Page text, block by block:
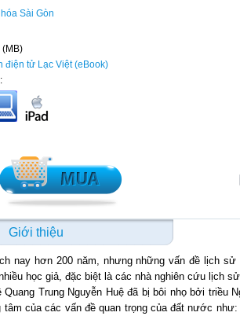
Sài Gòn
(MB)
điện tử Lạc Việt (eBook)
Giới thiệu
nay hơn 200 năm, nhưng những vấn đề lịch sử
học giả, đặc biệt là các nhà nghiên cứu lịch
Trung Nguyễn Huệ đã bị bôi nhọ bởi triều
của các vấn đề quan trọng của đất nước